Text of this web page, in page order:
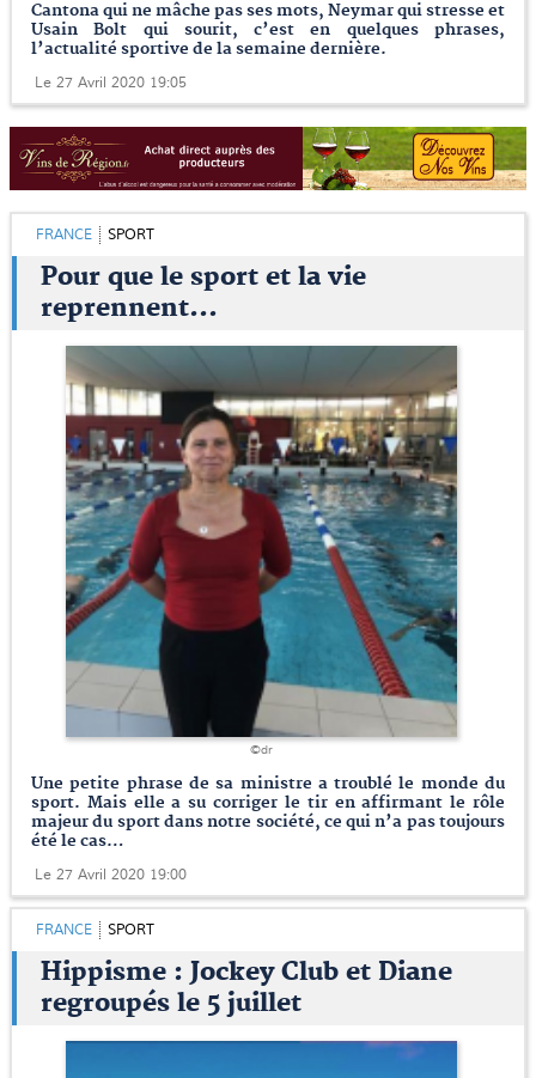
Cantona qui ne mâche pas ses mots, Neymar qui stresse et
Usain Bolt qui sourit, c’est en quelques phrases,
l’actualité sportive de la semaine dernière.
Le 27 Avril 2020 19:05
FRANCE SPORT
Pour que le sport et la vie
reprennent...
©dr
Une petite phrase de sa ministre a troublé le monde du
sport. Mais elle a su corriger le tir en affirmant le rôle
majeur du sport dans notre société, ce qui n’a pas toujours
été le cas…
Le 27 Avril 2020 19:00
FRANCE SPORT
Hippisme : Jockey Club et Diane
regroupés le 5 juillet